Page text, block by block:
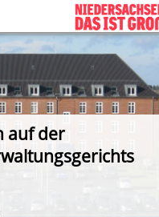
auf der